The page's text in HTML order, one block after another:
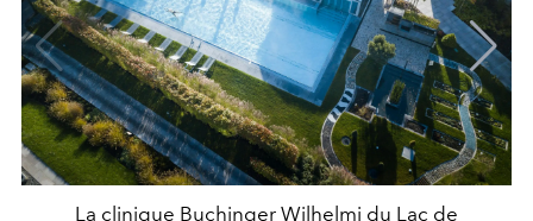
La clinique Buchinger Wilhelmi du Lac de